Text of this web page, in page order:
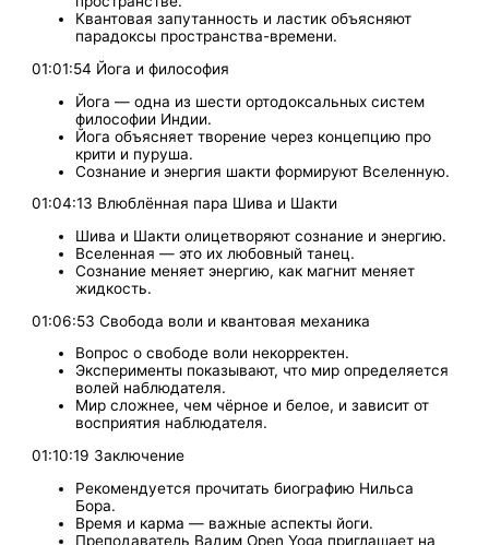
Квантовая запутанность и ластик объясняют
парадоксы пространства-времени.
01:01:54 Йога и философия
Йога — одна из шести ортодоксальных систем
философии Индии.
Йога объясняет творение через концепцию про
крити и пуруша.
Сознание и энергия шакти формируют Вселенную.
01:04:13 Влюблённая пара Шива и Шакти
Шива и Шакти олицетворяют сознание и энергию.
Вселенная — это их любовный танец.
Сознание меняет энергию, как магнит меняет
жидкость.
01:06:53 Свобода воли и квантовая механика
Вопрос о свободе воли некорректен.
Эксперименты показывают, что мир определяется
волей наблюдателя.
Мир сложнее, чем чёрное и белое, и зависит от
восприятия наблюдателя.
01:10:19 Заключение
Рекомендуется прочитать биографию Нильса
Бора.
Время и карма — важные аспекты йоги.
Преподаватель Вадим Open Yoga приглашает на